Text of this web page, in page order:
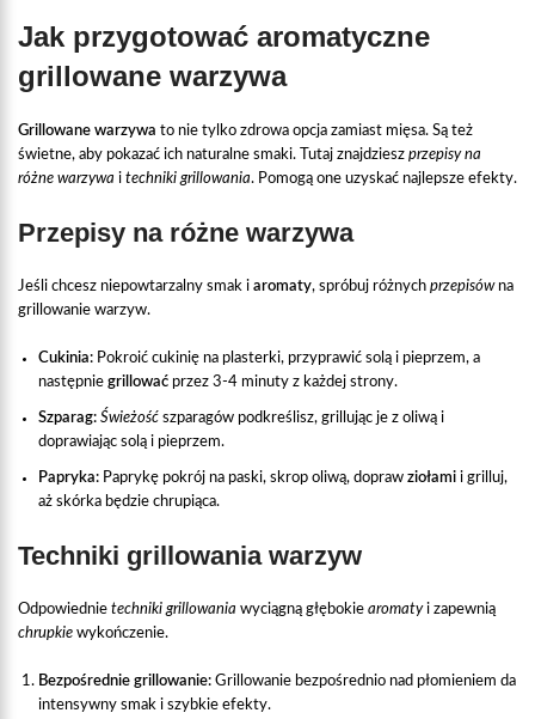
Jak przygotować aromatyczne
grillowane warzywa
Grillowane warzywa to nie tylko zdrowa opcja zamiast mięsa. Są też
świetne, aby pokazać ich naturalne smaki. Tutaj znajdziesz przepisy na
różne warzywa i techniki grillowania. Pomogą one uzyskać najlepsze efekty.
Przepisy na różne warzywa
Jeśli chcesz niepowtarzalny smak i aromaty, spróbuj różnych przepisówna
grillowanie warzyw.
Cukinia: Pokroić cukinię na plasterki, przyprawić solą i pieprzem, a
następnie grillować przez 3-4 minuty z każdej strony.
Szparag: Świeżość szparagów podkreślisz, grillując je z oliwą i
doprawiając solą i pieprzem.
Papryka: Paprykę pokrój na paski, skrop oliwą, dopraw ziołami i grilluj,
aż skórka będzie chrupiąca.
Techniki grillowania warzyw
Odpowiednie techniki grillowania wyciągną głębokie aromatyi zapewnią
chrupkie wykończenie.
Bezpośrednie grillowanie: Grillowanie bezpośrednio nad płomieniem da
intensywny smak i szybkie efekty.